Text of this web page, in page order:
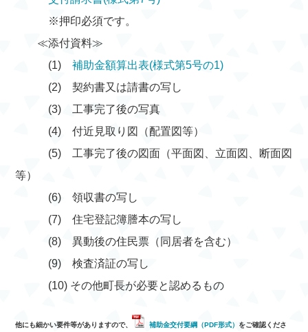
※押印必須です。
≪添付資料≫
(1)補助金額算出表(様式第5号の1)
(2) 契約書又は請書の写し
(3) 工事完了後の写真
(4) 付近見取り図（配置図等）
(5) 工事完了後の図面（平面図、立面図、断面図
等）
(6) 領収書の写し
(7) 住宅登記簿謄本の写し
(8) 異動後の住民票（同居者を含む）
(9) 検査済証の写し
(10) その他町長が必要と認めるもの
他にも細かい要件等がありますので、 補助金交付要綱（PDF形式） をご確認くださ